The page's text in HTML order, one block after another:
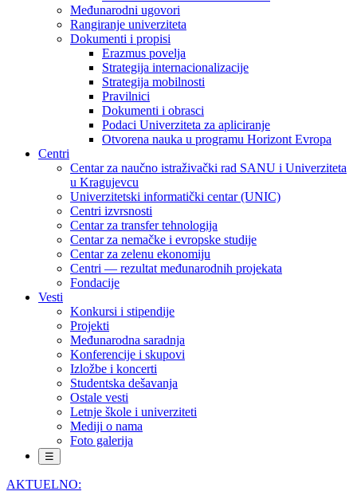
Međunarodni ugovori
Rangiranje univerziteta
Dokumenti i propisi
Erazmus povelja
Strategija internacionalizacije
Strategija mobilnosti
Pravilnici
Dokumenti i obrasci
Podaci Univerziteta za apliciranje
Otvorena nauka u programu Horizont Evropa
Centri
Centar za naučno istraživački rad SANU i Univerziteta
u Kragujevcu
Univerzitetski informatički centar (UNIC)
Centri izvrsnosti
Centar za transfer tehnologija
Centar za nemačke i evropske studije
Centar za zelenu ekonomiju
Centri — rezultat međunarodnih projekata
Fondacije
Vesti
Konkursi i stipendije
Projekti
Međunarodna saradnja
Konferencije i skupovi
Izložbe i koncerti
Studentska dešavanja
Ostale vesti
Letnje škole i univerziteti
Mediji o nama
Foto galerija
☰
AKTUELNO: